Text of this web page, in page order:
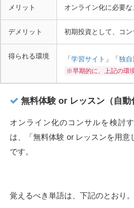
メリット オンライン化に必要
デメリット 初期投資として、コ
得られる環境 「学習サイト 」「独自
※早期的に、上記の環
無料体験 or レッスン（自動
オンライン化のコンサルを検討
は、「無料体験 or レッスンを用意
です。
覚えるべき単語は、下記のとおり。